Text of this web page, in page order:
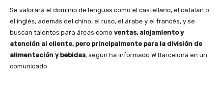
Se valorará el dominio de lenguas como el castellano, el catalán o
el inglés, además del chino, el ruso, el árabe y el francés, y se
buscan talentos para áreas como ventas, alojamiento y
atención al cliente, pero principalmente para la división de
alimentación y bebidas, según ha informado W Barcelona en un
comunicado.